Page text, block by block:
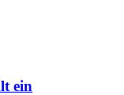
ein